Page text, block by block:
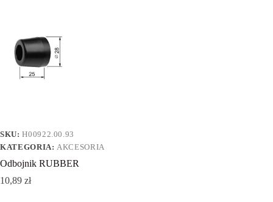
SKU:H00922.00.93
KATEGORIA: AKCESORIA
Odbojnik RUBBER
10,89 zł